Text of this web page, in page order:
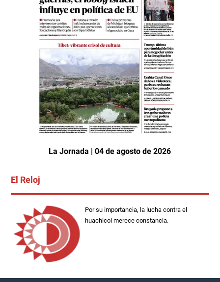
La Jornada | 04 de agosto de 2026
El Reloj
Por su importancia, la lucha contra el
huachicol merece constancia.